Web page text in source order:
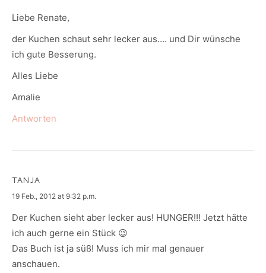
Liebe Renate,
der Kuchen schaut sehr lecker aus…. und Dir wünsche
ich gute Besserung.
Alles Liebe
Amalie
Antworten
TANJA
says:
19 Feb., 2012 at 9:32 p.m.
Der Kuchen sieht aber lecker aus! HUNGER!!! Jetzt hätte
ich auch gerne ein Stück 😉
Das Buch ist ja süß! Muss ich mir mal genauer
anschauen.